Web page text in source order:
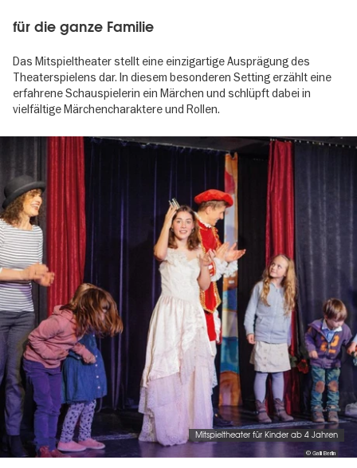
für die ganze Familie
Das Mitspieltheater stellt eine einzigartige Ausprägung des
Theaterspielens dar. In diesem besonderen Setting erzählt eine
erfahrene Schauspielerin ein Märchen und schlüpft dabei in
vielfältige Märchencharaktere und Rollen.
© Galli Berlin
Mitspieltheater für Kinder ab 4 Jahren